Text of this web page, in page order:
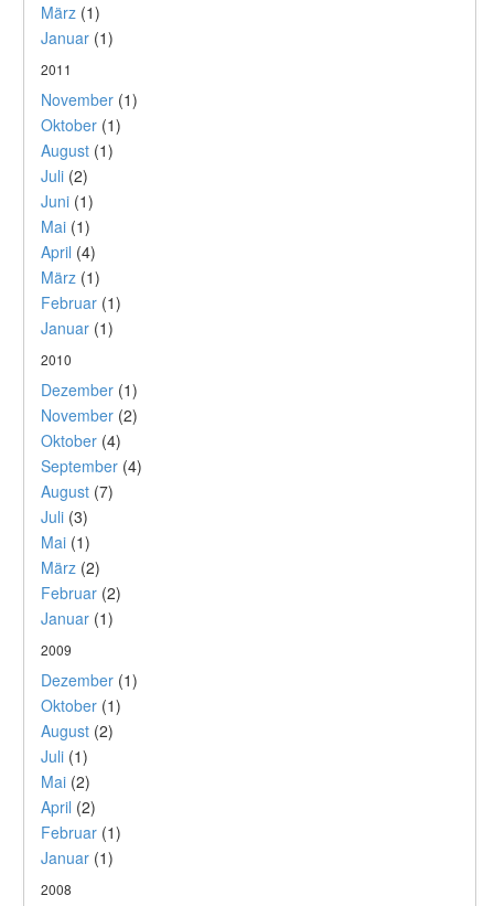
März (1)
Januar (1)
2011
November (1)
Oktober (1)
August (1)
Juli (2)
Juni (1)
Mai (1)
April (4)
März (1)
Februar (1)
Januar (1)
2010
Dezember (1)
November (2)
Oktober (4)
September (4)
August (7)
Juli (3)
Mai (1)
März (2)
Februar (2)
Januar (1)
2009
Dezember (1)
Oktober (1)
August (2)
Juli (1)
Mai (2)
April (2)
Februar (1)
Januar (1)
2008